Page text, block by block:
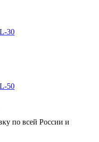
30
50
по всей России и